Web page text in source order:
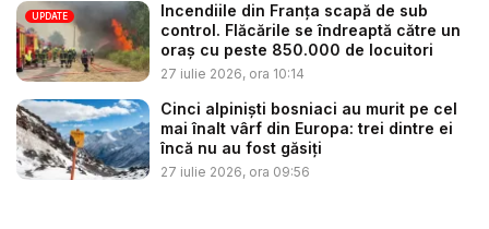
UPDATE
Incendiile din Franța scapă de sub
control. Flăcările se îndreaptă către un
oraș cu peste 850.000 de locuitori
27 iulie 2026, ora 10:14
Cinci alpiniști bosniaci au murit pe cel
mai înalt vârf din Europa: trei dintre ei
încă nu au fost găsiți
27 iulie 2026, ora 09:56